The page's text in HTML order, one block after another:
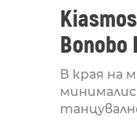
Bonobo
В края на